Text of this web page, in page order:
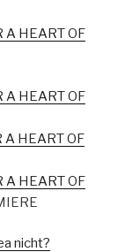
A HEART OF
A HEART OF
A HEART OF
A HEART OF
nicht?